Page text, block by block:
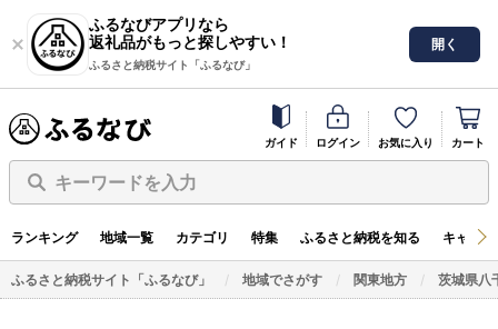
ふるなびアプリなら
返礼品がもっと探しやすい！
ふるさと納税サイト「ふるなび」
開く
ガイド ログイン お気に入り カート
キーワードを入力
ランキング 地域一覧 カテゴリ 特集 ふるさと納税を知る キャン
ふるさと納税サイト「ふるなび」 地域でさがす 関東地方 茨城県八